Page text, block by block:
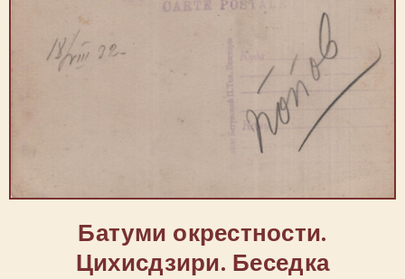
Батуми окрестности.
Цихисдзири. Беседка